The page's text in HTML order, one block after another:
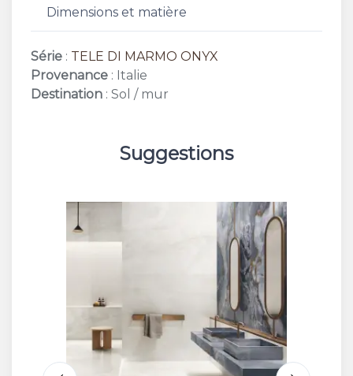
Dimensions et matière
Série : TELE DI MARMO ONYX
Provenance : Italie
Destination : Sol / mur
Suggestions